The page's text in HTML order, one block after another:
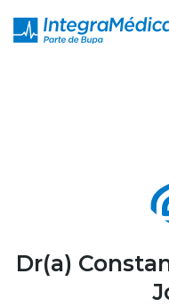
Especialidades y
Telemedicina Blua
Dr(a)